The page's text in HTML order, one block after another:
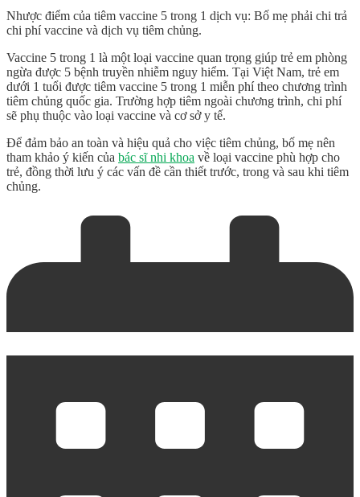
Nhược điểm của tiêm vaccine 5 trong 1 dịch vụ: Bố mẹ phải chi trả
chi phí vaccine và dịch vụ tiêm chủng.
Vaccine 5 trong 1 là một loại vaccine quan trọng giúp trẻ em phòng
ngừa được 5 bệnh truyền nhiễm nguy hiểm. Tại Việt Nam, trẻ em
dưới 1 tuổi được tiêm vaccine 5 trong 1 miễn phí theo chương trình
tiêm chủng quốc gia. Trường hợp tiêm ngoài chương trình, chi phí
sẽ phụ thuộc vào loại vaccine và cơ sở y tế.
Để đảm bảo an toàn và hiệu quả cho việc tiêm chủng, bố mẹ nên
tham khảo ý kiến của bác sĩ nhi khoa về loại vaccine phù hợp cho
trẻ, đồng thời lưu ý các vấn đề cần thiết trước, trong và sau khi tiêm
chủng.